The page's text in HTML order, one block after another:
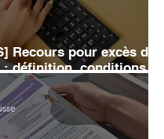
Recours pour excès de
définition, conditions et
d'annulation